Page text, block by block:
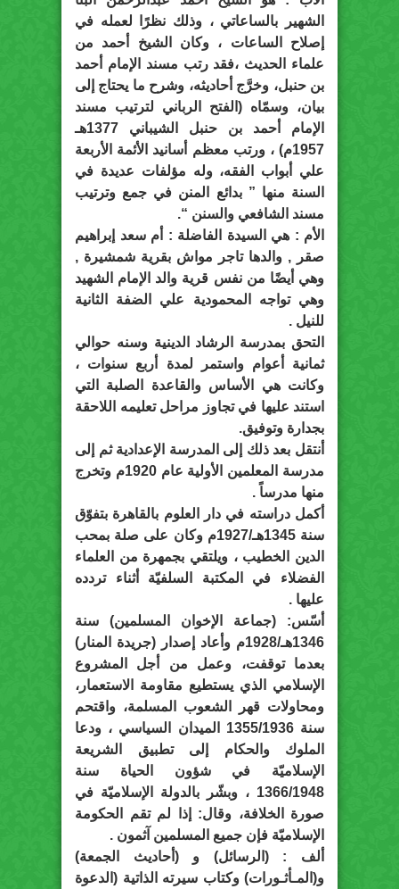
الشهير بالساعاتي ، وذلك نظرًا لعمله في
إصلاح الساعات ، وكان الشيخ أحمد من
علماء الحديث ،فقد رتب مسند الإمام أحمد
بن حنبل، وخرَّج أحاديثه، وشرح ما يحتاج إلى
بيان، وسمّاه (الفتح الرباني لترتيب مسند
الإمام أحمد بن حنبل الشيباني 1377هـ
1957م) ، ورتب معظم أسانيد الأئمة الأربعة
علي أبواب الفقه، وله مؤلفات عديدة في
السنة منها ” بدائع المنن في جمع وترتيب
مسند الشافعي والسنن “.
الأم : هي السيدة الفاضلة : أم سعد إبراهيم
صقر , والدها تاجر مواش بقرية شمشيرة ,
وهي أيضًا من نفس قرية والد الإمام الشهيد
وهي تواجه المحمودية علي الضفة الثانية
للنيل .
التحق بمدرسة الرشاد الدينية وسنه حوالي
ثمانية أعوام واستمر لمدة أربع سنوات ،
وكانت هي الأساس والقاعدة الصلبة التي
استند عليها في تجاوز مراحل تعليمه اللاحقة
بجدارة وتوفيق.
أنتقل بعد ذلك إلى المدرسة الإعدادية ثم إلى
مدرسة المعلمين الأولية عام 1920م وتخرج
منها مدرساً .
أكمل دراسته في دار العلوم بالقاهرة بتفوّق
سنة 1345هـ/1927م وكان على صلة بمحب
الدين الخطيب ، ويلتقي بجمهرة من العلماء
الفضلاء في المكتبة السلفيّة أثناء تردده
عليها .
أسّس: (جماعة الإخوان المسلمين) سنة
1346هـ/1928م وأعاد إصدار (جريدة المنار)
بعدما توقفت، وعمل من أجل المشروع
الإسلامي الذي يستطيع مقاومة الاستعمار،
ومحاولات قهر الشعوب المسلمة، واقتحم
سنة 1355/1936 الميدان السياسي ، ودعا
الملوك والحكام إلى تطبيق الشريعة
الإسلاميّة في شؤون الحياة سنة
1366/1948 ، وبشّر بالدولة الإسلاميّة في
صورة الخلافة، وقال: إذا لم تقم الحكومة
الإسلاميّة فإن جميع المسلمين آثمون .
ألف : (الرسائل) و (أحاديث الجمعة)
و(المـأثـورات) وكتاب سيرته الذاتية (الدعوة